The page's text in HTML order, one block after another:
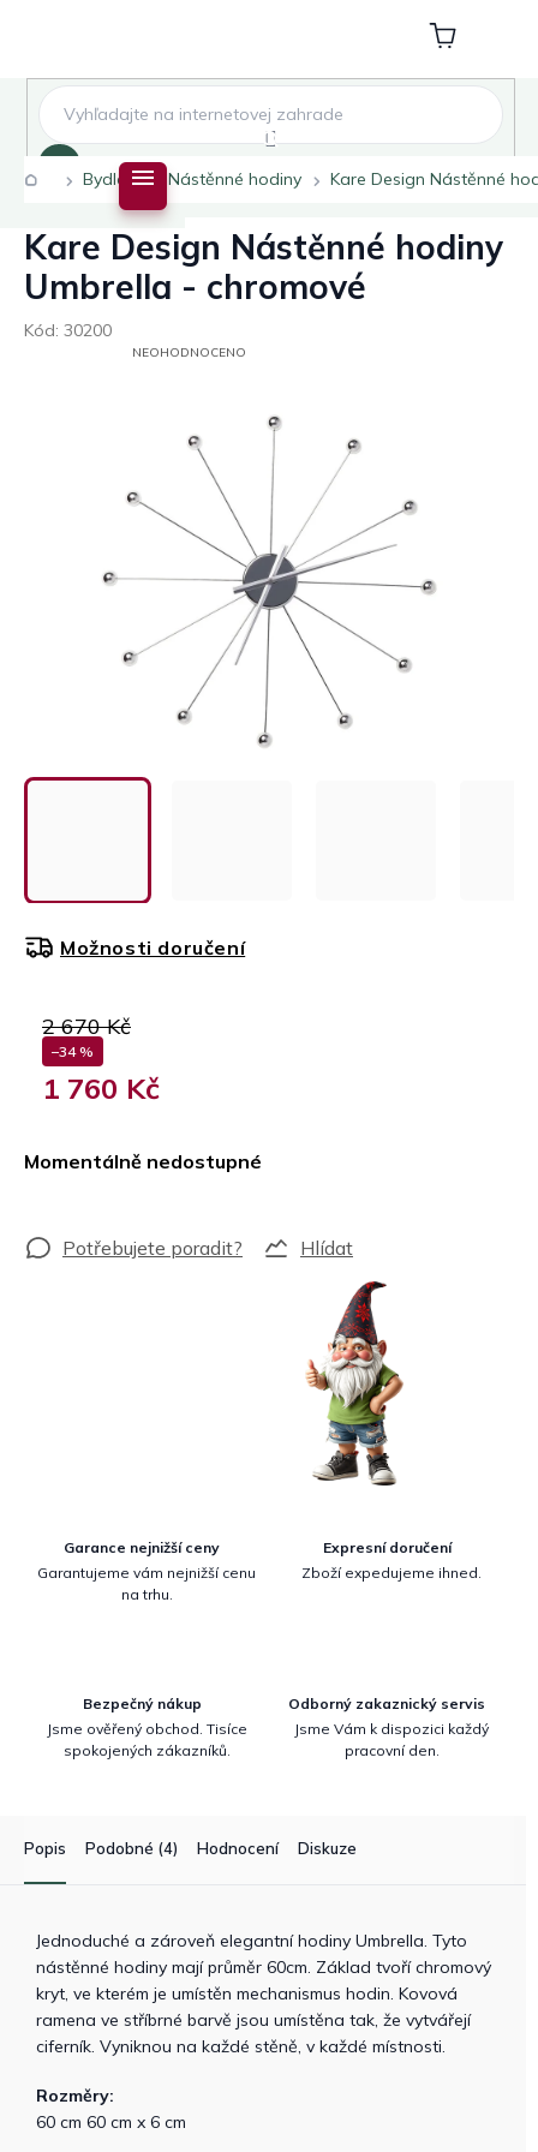
Nákupní
košík
DomůBydlení Nástěnné hodiny Kare Design Nástěnné
Kare Design Nástěnné hodiny
Umbrella - chromové
Kód: 30200
PRŮMĚRNÉ
HVĚZDIČEK.
NEOHODNOCENO
2 670 Kč
–34 %
1 760 Kč
Momentálně nedostupné
Možnosti doručení
Hlídat
Garance nejnižší ceny
Garantujeme vám nejnižší cenu
na trhu.
Expresní doručení
Zboží expedujeme ihned.
Bezpečný nákup
Jsme ověřený obchod. Tisíce
spokojených zákazníků.
Odborný zakaznický servis
Jsme Vám k dispozici každý
pracovní den.
Popis Podobné (4) Hodnocení Diskuze
Jednoduché a zároveň elegantní hodiny Umbrella. Tyto
nástěnné hodiny mají průměr 60cm. Základ tvoří chromový
kryt, ve kterém je umístěn mechanismus hodin. Kovová
ramena ve stříbrné barvě jsou umístěna tak, že vytvářejí
ciferník. Vyniknou na každé stěně, v každé místnosti.
Rozměry:
60 cm 60 cm x 6 cm